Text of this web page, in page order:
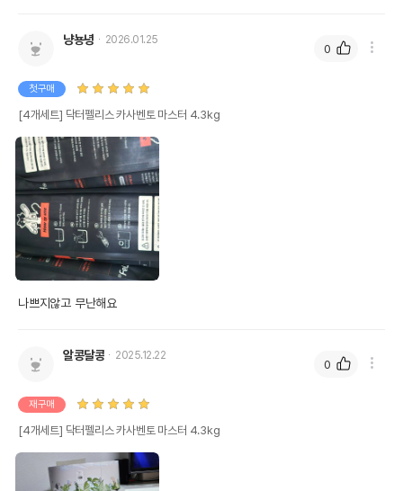
냥뇽녕 2026.01.25
첫구매
[4개세트] 닥터펠리스 카사벤토 마스터 4.3kg
나쁘지않고 무난해요
0
알콩달콩 2025.12.22
재구매
[4개세트] 닥터펠리스 카사벤토 마스터 4.3kg
0